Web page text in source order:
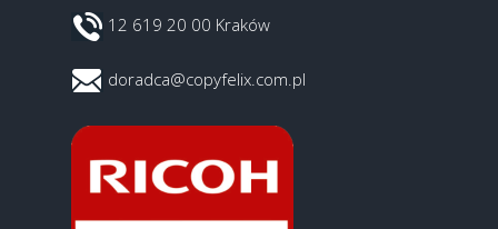
12 619 20 00 Kraków
doradca@copyfelix.com.pl